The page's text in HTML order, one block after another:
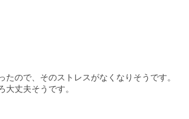
ので、そのストレスがなくなりそうです。
丈夫そうです。